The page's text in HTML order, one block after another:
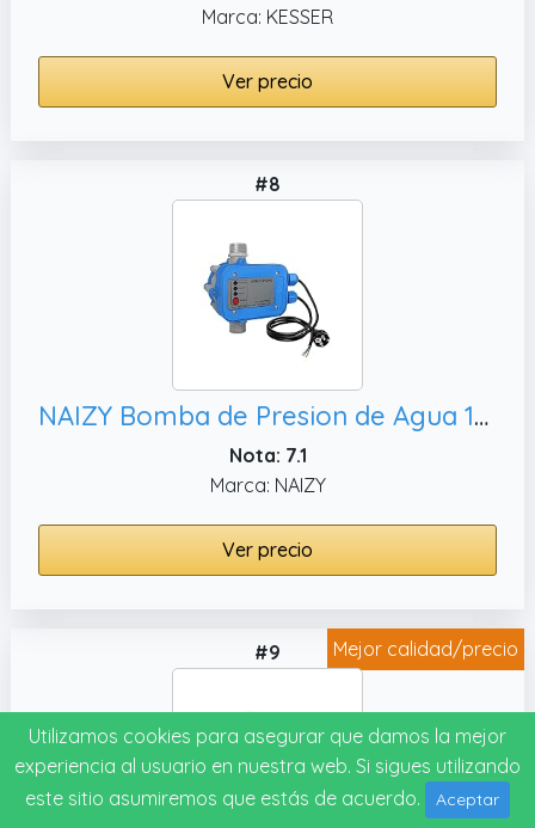
Marca: KESSER
Ver precio
#8
NAIZY Bomba de Presion de Agua 10 bar Prescontrol con Cable Automático Unidad de Control Presión del Agua Constante para Jardín Casa Patio Sistema de Agua – Tipo A
Nota: 7.1
Marca: NAIZY
Ver precio
Mejor calidad/precio
#9
Utilizamos cookies para asegurar que damos la mejor
experiencia al usuario en nuestra web. Si sigues utilizando
este sitio asumiremos que estás de acuerdo.
Aceptar